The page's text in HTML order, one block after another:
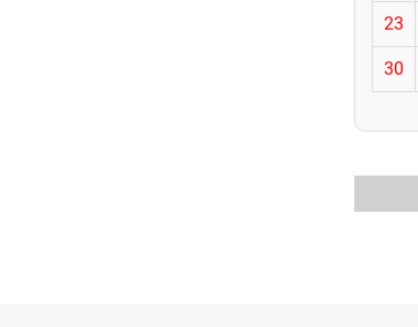
23
30